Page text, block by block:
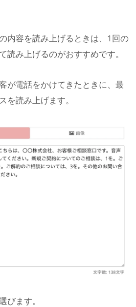
内容を読み上げるときは、1回の
読み上げるのがおすすめです。
が電話をかけてきたときに、最
を読み上げます。
びます。